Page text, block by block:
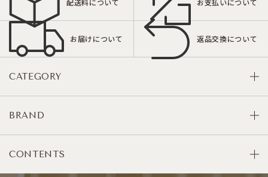
配送料について お支払いについて
お届けについて 返品交換について
CATEGORY
BRAND
CONTENTS